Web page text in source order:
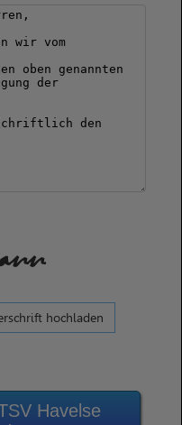
hochladen
Havelse